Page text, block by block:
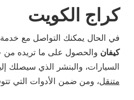
كراج الكويت
في الحال يمكنك التواصل مع خدمة
كيفان والحصول على ما تريده من
السيارات، والبنشر الذي سيصلك
متنقل، ومن ضمن الأدوات التي